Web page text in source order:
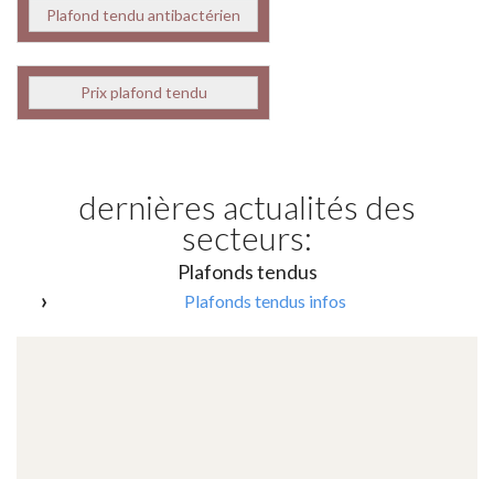
Plafond tendu antibactérien
Prix plafond tendu
dernières actualités des
secteurs:
Plafonds tendus
Plafonds tendus infos